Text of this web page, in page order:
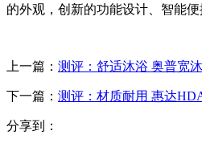
的外观，创新的功能设计、智能
上一篇： 测评：舒适沐浴 奥普宽
下一篇： 测评：材质耐用 惠达
分享到：